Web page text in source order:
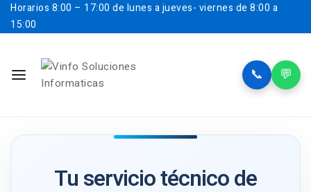
Horarios 8:00 – 17:00 de lunes a jueves- viernes de 8:00 a
15:00
📞 💬
Tu servicio técnico de